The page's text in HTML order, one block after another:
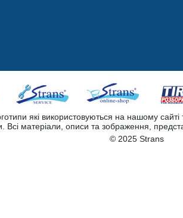
які використовуються на нашому
матеріали, описи та зображення,
© 2025 Strans